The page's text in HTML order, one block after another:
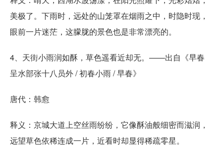
美极了。下雨时，远处的山笼罩在烟雨之中，时隐时现，
眼前一片迷茫，这朦胧的景色也是非常漂亮的。
4、天街小雨润如酥，草色遥看近却无。——出自《早春
呈水部张十八员外 / 初春小雨 / 早春》
唐代：韩愈
释义：京城大道上空丝雨纷纷，它像酥油般细密而滋润，
远望草色依稀连成一片，近看时却显得稀疏零星。